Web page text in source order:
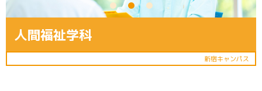
人間福祉学科
新宿キャンパス